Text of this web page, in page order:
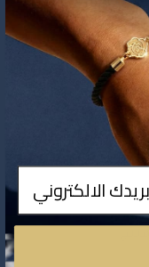
ادخال